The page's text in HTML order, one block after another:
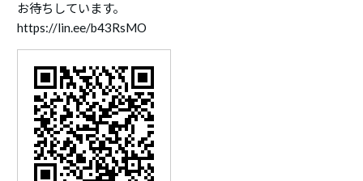
お待ちしています。
https://lin.ee/b43RsMO